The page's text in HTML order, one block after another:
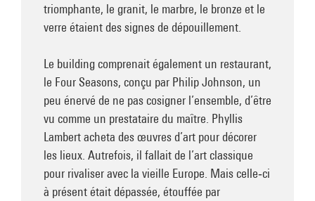
triomphante, le granit, le marbre, le bronze et le
verre étaient des signes de dépouillement.
Le building comprenait également un restaurant,
le Four Seasons, conçu par Philip Johnson, un
peu énervé de ne pas cosigner l’ensemble, d’être
vu comme un prestataire du maître. Phyllis
Lambert acheta des œuvres d’art pour décorer
les lieux. Autrefois, il fallait de l’art classique
pour rivaliser avec la vieille Europe. Mais celle‑ci
à présent était dépassée, étouffée par